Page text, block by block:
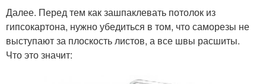
Далее. Перед тем как зашпаклевать потолок из
гипсокартона, нужно убедиться в том, что саморезы не
выступают за плоскость листов, а все швы расшиты.
Что это значит: